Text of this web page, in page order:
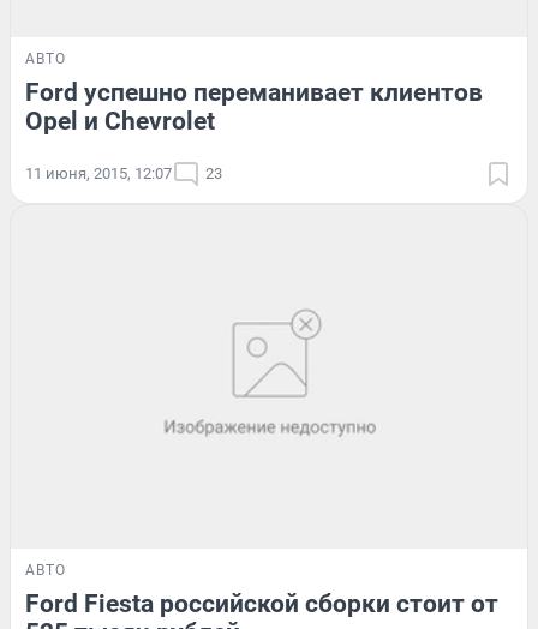
АВТО
Ford успешно переманивает клиентов
Opel и Chevrolet
11 июня, 2015, 12:07 23
АВТО
Ford Fiesta российской сборки стоит от